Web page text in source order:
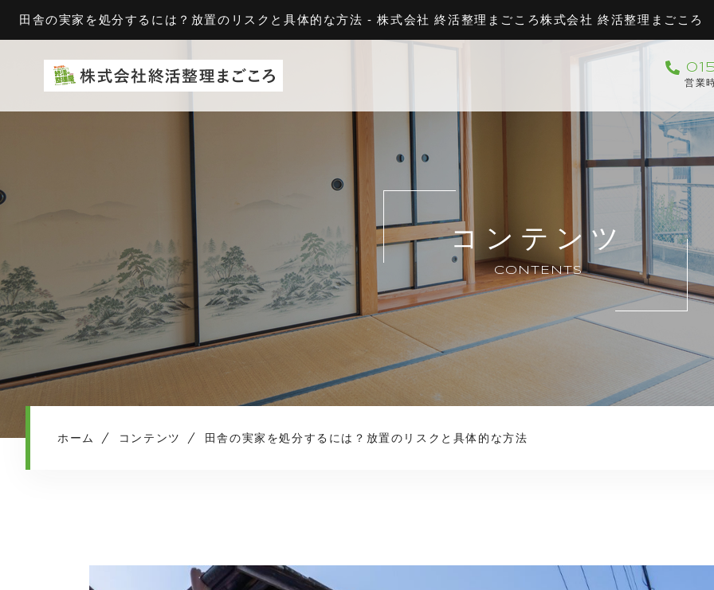
田舎の実家を処分するには？放置のリスクと具体的な方法 - 株式会社 終活整理まごころ株式会社 終活整理まごころ
営業
コンテンツ
CONTENTS
ホーム コンテンツ 田舎の実家を処分するには？放置のリスクと具体的な方法